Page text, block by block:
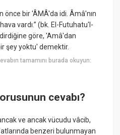
önce bir 'ÂMÂ'da idi. Âmâ'nın
vardı.” (bk. El-Futuhatu'l-
göre, 'Amâ'dan
şey yoktu' demektir.
tamamını burada okuyun:
cevabı?
ve ancak vücudu vâcib,
benzeri bulunmayan